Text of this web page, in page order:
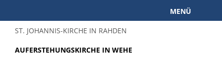
MENÜ
ST. JOHANNIS-KIRCHE IN RAHDEN
AUFERSTEHUNGSKIRCHE IN WEHE